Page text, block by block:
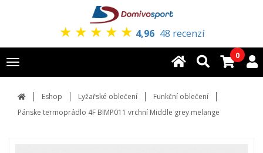
★ ★ ★ ★ ★ 4,96 48 recenzí
Toggle
navigation
0
Eshop Lyžařské oblečení
Funkční oblečení
Pánske termoprádlo 4F BIMP011 vrchní Middle grey melange